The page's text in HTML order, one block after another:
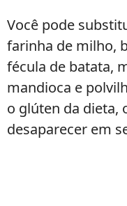
Você pode
farinha de milho,
fécula de batata,
mandioca e
o glúten da dieta,
desaparecer em